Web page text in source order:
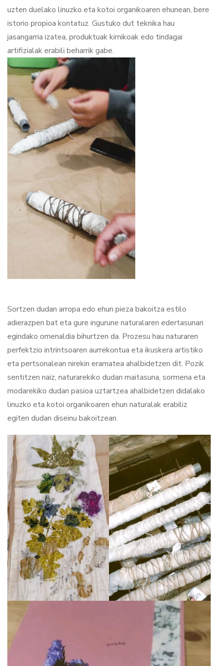
uzten duelako linuzko eta kotoi organikoaren ehunean, bere
istorio propioa kontatuz. Gustuko dut teknika hau
jasangarria izatea, produktuak kimikoak edo tindagai
artifizialak erabili beharrik gabe.
Sortzen dudan arropa edo ehun pieza bakoitza estilo
adierazpen bat eta gure ingurune naturalaren edertasunari
egindako omenaldia bihurtzen da. Prozesu hau naturaren
perfektzio intrintsoaren aurrekontua eta ikuskera artistiko
eta pertsonalean nirekin eramatea ahalbidetzen dit. Pozik
sentitzen naiz, naturarekiko dudan maitasuna, sormena eta
modarekiko dudan pasioa uztartzea ahalbidetzen didalako
linuzko eta kotoi organikoaren ehun naturalak erabiliz
egiten dudan diseinu bakoitzean.